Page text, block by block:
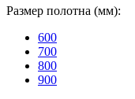
Размер полотна (мм):
600
700
800
900